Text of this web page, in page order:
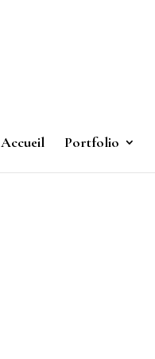
Accueil Portfolio